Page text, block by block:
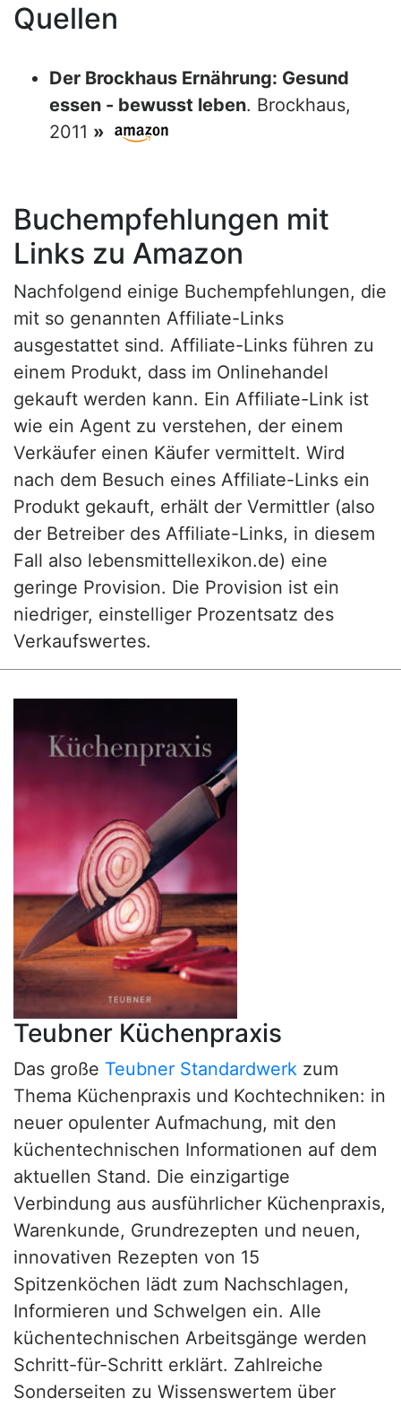
Quellen
Der Brockhaus Ernährung: Gesund
essen - bewusst leben. Brockhaus,
2011 »
Buchempfehlungen mit
Links zu Amazon
Nachfolgend einige Buchempfehlungen, die
mit so genannten Affiliate-Links
ausgestattet sind. Affiliate-Links führen zu
einem Produkt, dass im Onlinehandel
gekauft werden kann. Ein Affiliate-Link ist
wie ein Agent zu verstehen, der einem
Verkäufer einen Käufer vermittelt. Wird
nach dem Besuch eines Affiliate-Links ein
Produkt gekauft, erhält der Vermittler (also
der Betreiber des Affiliate-Links, in diesem
Fall also lebensmittellexikon.de) eine
geringe Provision. Die Provision ist ein
niedriger, einstelliger Prozentsatz des
Verkaufswertes.
Teubner Küchenpraxis
Das große Teubner Standardwerk zum
Thema Küchenpraxis und Kochtechniken: in
neuer opulenter Aufmachung, mit den
küchentechnischen Informationen auf dem
aktuellen Stand. Die einzigartige
Verbindung aus ausführlicher Küchenpraxis,
Warenkunde, Grundrezepten und neuen,
innovativen Rezepten von 15
Spitzenköchen lädt zum Nachschlagen,
Informieren und Schwelgen ein. Alle
küchentechnischen Arbeitsgänge werden
Schritt-für-Schritt erklärt. Zahlreiche
Sonderseiten zu Wissenswertem über